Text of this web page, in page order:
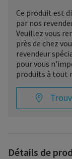
Ce produit est
par nos
Veuillez vous
près de chez
revendeur
pour vous
produits à tout
Détails de